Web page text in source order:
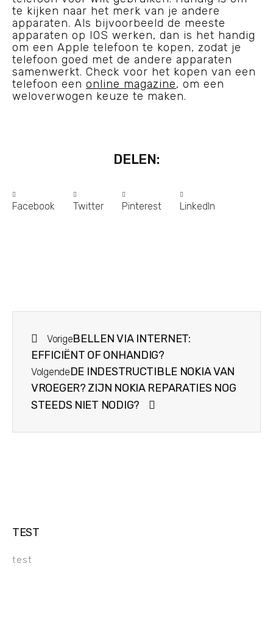
te kijken naar het merk van je andere
apparaten. Als bijvoorbeeld de meeste
apparaten op IOS werken, dan is het handig
om een Apple telefoon te kopen, zodat je
telefoon goed met de andere apparaten
samenwerkt. Check voor het kopen van een
telefoon een online magazine, om een
weloverwogen keuze te maken.
DELEN:
Facebook Twitter Pinterest LinkedIn
VorigeBELLEN VIA INTERNET:
EFFICIËNT OF ONHANDIG?
VolgendeDE INDESTRUCTIBLE NOKIA VAN
VROEGER? ZIJN NOKIA REPARATIES NOG
STEEDS NIET NODIG?
TEST
test